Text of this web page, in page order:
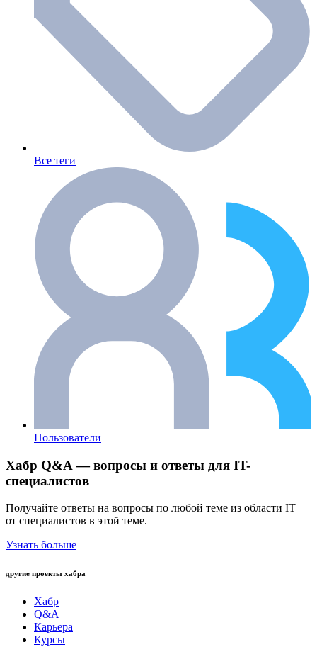
Все теги
Пользователи
Хабр Q&A — вопросы и ответы для IT-
специалистов
Получайте ответы на вопросы по любой теме из области IT
от специалистов в этой теме.
Узнать больше
другие проекты хабра
Хабр
Q&A
Карьера
Курсы